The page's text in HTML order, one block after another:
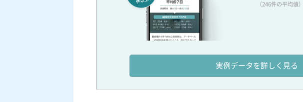
（246件の平均値）
実例データを詳しく見る